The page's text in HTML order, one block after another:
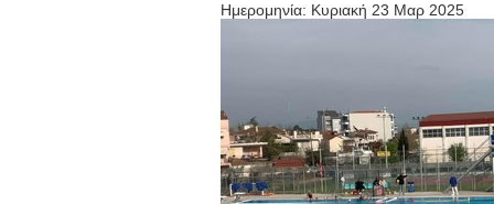
Ημερομηνία: Κυριακή 23 Μαρ 2025